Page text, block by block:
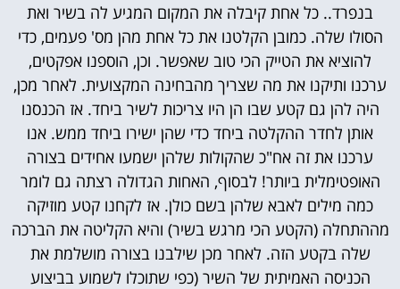
בנפרד.. כל אחת קיבלה את המקום המגיע לה בשיר ואת
הסולו שלה. כמובן הקלטנו את כל אחת מהן מס' פעמים, כדי
להוציא את הטייק הכי טוב שאפשר. וכן, הוספנו אפקטים,
ערכנו ותיקנו את מה שצריך מהבחינה המקצועית. לאחר מכן,
היה להן גם קטע שבו הן היו צריכות לשיר ביחד. אז הכנסנו
אותן לחדר ההקלטה ביחד כדי שהן ישירו ביחד ממש. אנו
ערכנו את זה אח"כ שהקולות שלהן ישמעו אחידים בצורה
האופטימלית ביותר! לבסוף, האחות הגדולה רצתה גם לומר
כמה מילים לאבא שלהן בשם כולן. אז לקחנו קטע מוזיקה
מההתחלה (הקטע הכי מרגש בשיר) והיא הקליטה את הברכה
שלה בקטע הזה. לאחר מכן שילבנו בצורה מושלמת את
הכניסה האמיתית של השיר (כפי שתוכלו לשמוע בביצוע